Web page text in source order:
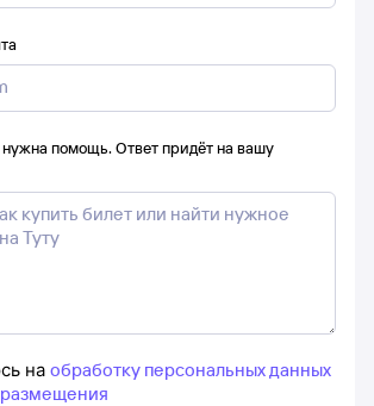
помощь. Ответ придёт на вашу
на обработку персональных данных